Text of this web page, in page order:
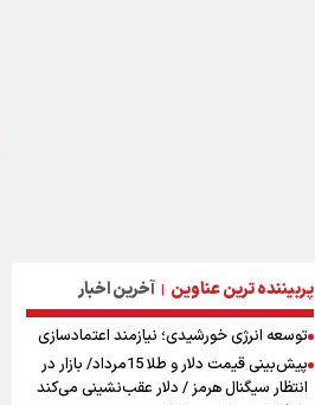
پربیننده ترین عناوین | آخرین اخبار
توسعه انرژی خورشیدی؛ نیازمند اعتمادسازی
پیش‌بینی قیمت دلار و طلا 15مرداد/ بازار در
انتظار سیگنال هرمز / دلار عقب‌نشینی می‌کند